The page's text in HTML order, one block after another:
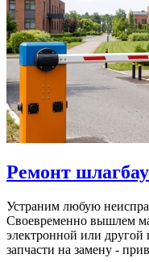
Ремонт
Устраним любую
Своевременно вышлем
электронной или
запчасти на замену -